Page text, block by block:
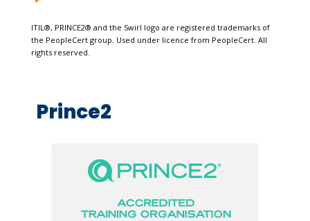
ITIL®, PRINCE2® and the Swirl logo are registered trademarks of
the PeopleCert group. Used under licence from PeopleCert. All
rights reserved.
Prince2